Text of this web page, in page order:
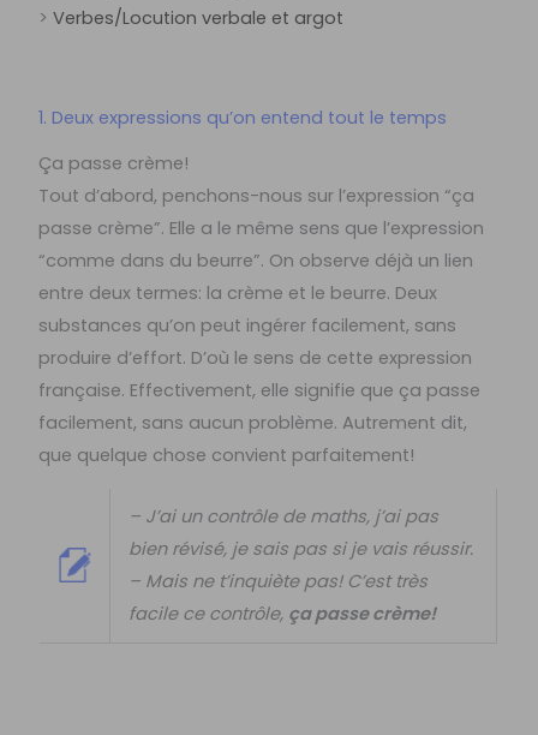
>Verbes/Locution verbale et argot
1. Deux expressions qu’on entend tout le temps
Ça passe crème!
Tout d’abord, penchons-nous sur l’expression “ça
passe crème”. Elle a le même sens que l’expression
“comme dans du beurre”. On observe déjà un lien
entre deux termes: la crème et le beurre. Deux
substances qu’on peut ingérer facilement, sans
produire d’effort. D’où le sens de cette expression
française. Effectivement, elle signifie que ça passe
facilement, sans aucun problème. Autrement dit,
que quelque chose convient parfaitement!
– J’ai un contrôle de maths, j’ai pas
bien révisé, je sais pas si je vais réussir.
– Mais ne t’inquiète pas! C’est très
facile ce contrôle, ça passe crème!